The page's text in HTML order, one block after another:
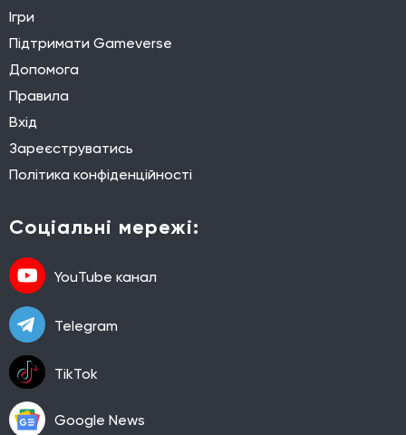
Ігри
Підтримати Gameverse
Допомога
Правила
Вхід
Зареєструватись
Політика конфіденційності
Соціальні мережі:
YouTube канал
Telegram
TikTok
Google News